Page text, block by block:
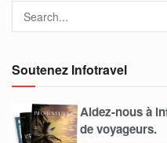
Soutenez Infotravel
Aidez-nous à
de voyageurs.